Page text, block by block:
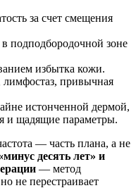
за счет смещения
подподбородочной зоне
избытка кожи.
привычная
истонченной дермой,
и щадящие параметры.
— часть плана, а не
десять лет» и
— метод
не перестраивает